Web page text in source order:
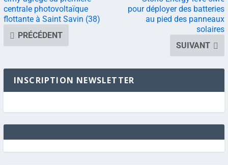
centrale photovoltaïque
flottante à Saint Savin (38)
PRÉCÉDENT
pour déployer des batteries
au pied des panneaux
solaires
SUIVANT
INSCRIPTION NEWSLETTER